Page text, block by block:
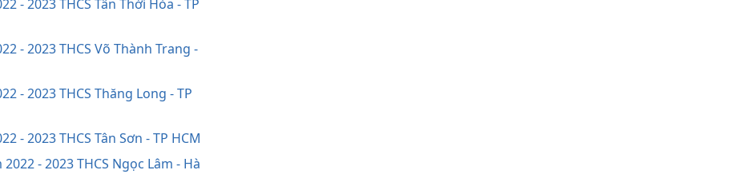
- 2023 THCS Tân Thới Hòa - TP
- 2023 THCS Võ Thành Trang -
- 2023 THCS Thăng Long - TP
- 2023 THCS Tân Sơn - TP HCM
- 2023 THCS Ngọc Lâm - Hà